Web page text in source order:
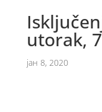
utorak,
јан 8, 2020